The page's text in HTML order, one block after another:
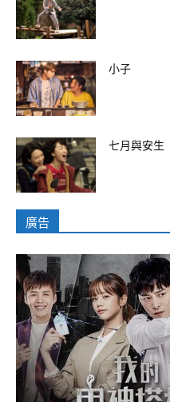
小子
七月與安生
廣告